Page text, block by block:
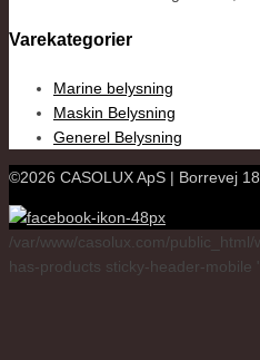
Varekategorier
Marine belysning
Maskin Belysning
Generel Belysning
©2026 CASOLUX ApS | Borrevej
/var/www/casolux.com/
has-products sticky-header-mobile